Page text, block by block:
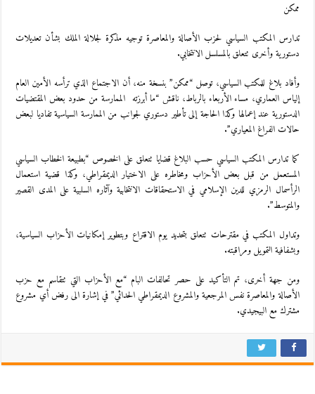
ممكن
تدارس المكتب السياسي لحزب الأصالة والمعاصرة توجيه مذكرة لجلالة الملك بشأن تعديلات
دستورية وأخرى تتعلق بالمسلسل الانتخابي.
وأفاد بلاغ للمكتب السياسي، توصل “ممكن” بنسخة منه، أن الاجتماع الذي ترأسه الأمين العام
إلياس العماري، مساء الأربعاء بالرباط، ناقش “ما أبرزته الممارسة من حدود بعض المقتضيات
الدستورية عند إعمالها وكذا الحاجة إلى تأطير دستوري لجوانب من الممارسة السياسية تفاديا لبعض
حالات الفراغ المعياري”.
كما تدارس المكتب السياسي حسب البلاغ قضايا تتعلق على الخصوص “بطبيعة الخطاب السياسي
المستعمل من قبل بعض الأحزاب ومخاطره على الاختيار الديمقراطي، وكذا قضية استعمال
الرأسمال الرمزي للدين الإسلامي في الاستحقاقات الانتخابية وآثاره السلبية على المدى القصير
والمتوسط”.
وتداول المكتب في مقترحات تتعلق بتحديد يوم الاقتراع وبتطوير إمكانيات الأحزاب السياسية،
وبشفافية التمويل ومراقبته.
ومن جهة أخرى، تم التأكيد على حصر تحالفات البام “مع الأحزاب التي تتقاسم مع حزب
الأصالة والمعاصرة نفس المرجعية والمشروع الديمقراطي الحداثي” في إشارة الى رفض أي مشروع
مشترك مع البيجيدي.